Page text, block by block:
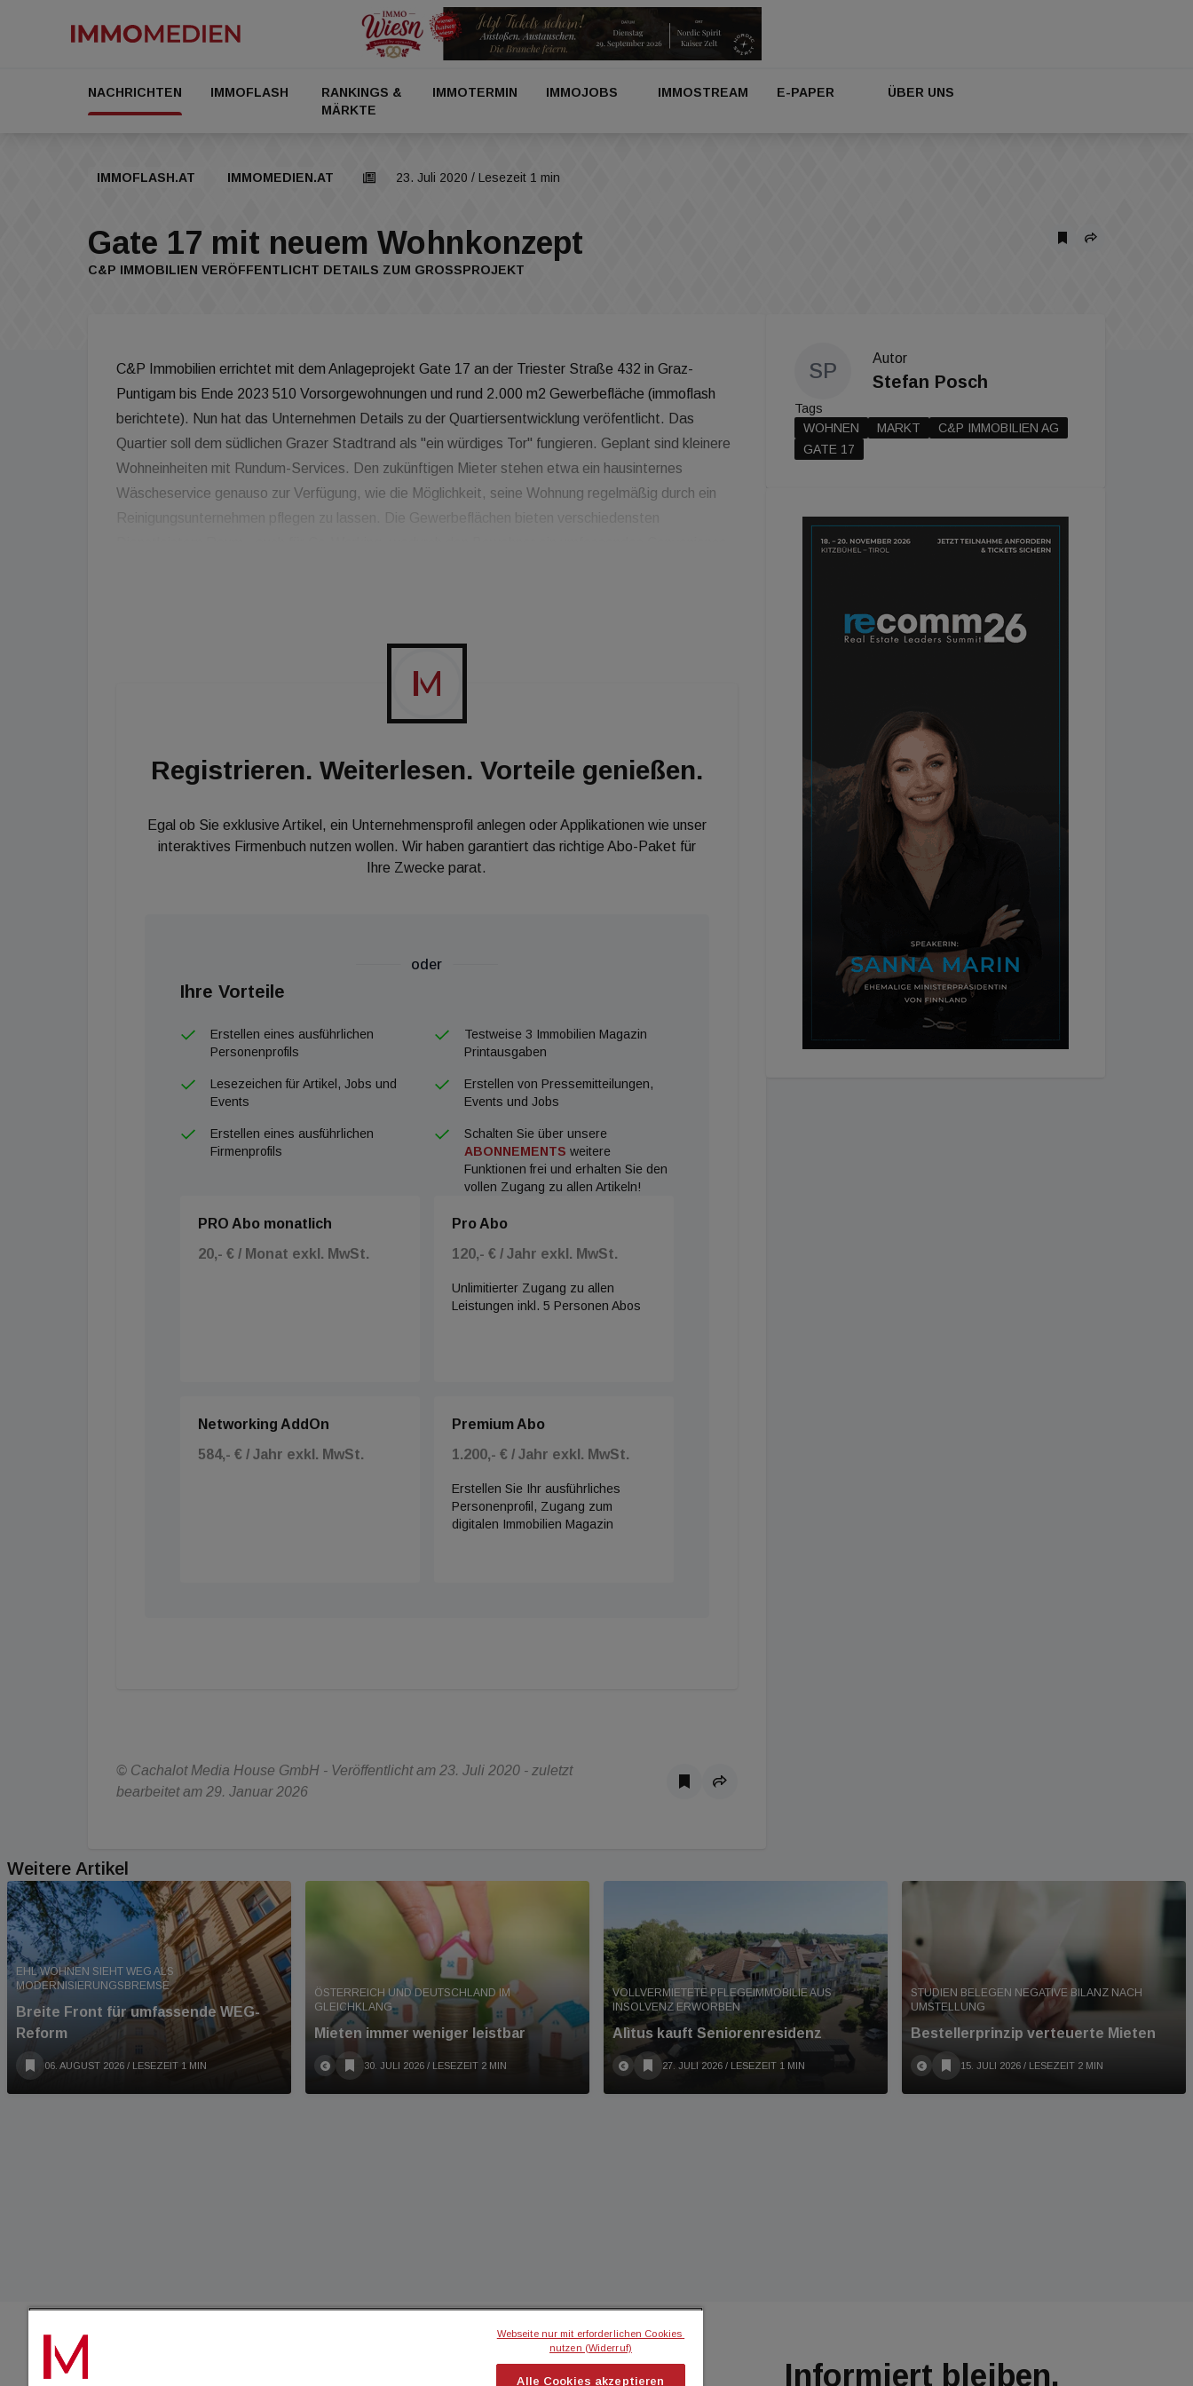
NACHRICHTEN IMMOFLASH
RANKINGS &
MÄRKTE
IMMOTERMIN IMMOJOBS IMMOSTREAM E-PAPER ÜBER UNS
IMMOFLASH.AT IMMOMEDIEN.AT 23. Juli 2020 / Lesezeit 1 min
Gate 17 mit neuem Wohnkonzept
C&P IMMOBILIEN VERÖFFENTLICHT DETAILS ZUM GROSSPROJEKT
C&P Immobilien errichtet mit dem Anlageprojekt Gate 17 an der Triester Straße 432 in Graz-
Puntigam bis Ende 2023 510 Vorsorgewohnungen und rund 2.000 m2 Gewerbefläche (immoflash
berichtete). Nun hat das Unternehmen Details zu der Quartiersentwicklung veröfentlicht. Das
Quartier soll dem südlichen Grazer Stadtrand als "ein würdiges Tor" fungieren. Geplant sind kleinere
Wohneinheiten mit Rundum-Services. Den zukünftigen Mieter stehen etwa ein hausinternes
Wäscheservice genauso zur Verfügung, wie die Möglichkeit, seine Wohnung regelmäßig durch ein
Reinigungsunternehmen pflegen zu lassen. Die Gewerbeflächen bieten verschiedensten
Registrieren. Weiterlesen. Vorteile genießen.
Egal ob Sie exklusive Artikel, ein Unternehmensprofil anlegen oder Applikationen wie unser
interaktives Firmenbuch nutzen wollen. Wir haben garantiert das richtige Abo-Paket für
Ihre Zwecke parat.
oder
Ihre Vorteile
Erstellen eines ausführlichen
Personenprofils
Testweise 3 Immobilien Magazin
Printausgaben
Lesezeichen für Artikel, Jobs und
Events
Erstellen von Pressemitteilungen,
Events und Jobs
Erstellen eines ausführlichen
Firmenprofils
Schalten Sie über unsere
ABONNEMENTS weitere
Funktionen frei und erhalten Sie den
vollen Zugang zu allen Artikeln!
PRO Abo monatlich
20,- € / Monat exkl. MwSt.
Pro Abo
120,- € / Jahr exkl. MwSt.
Unlimitierter Zugang zu allen
Leistungen inkl. 5 Personen Abos
Networking AddOn
584,- € / Jahr exkl. MwSt.
Premium Abo
1.200,- € / Jahr exkl. MwSt.
Erstellen Sie Ihr ausführliches
Personenprofil, Zugang zum
digitalen Immobilien Magazin
© Cachalot Media House GmbH - Veröffentlicht am 23. Juli 2020 - zuletzt
bearbeitet am 29. Januar 2026
SP
Autor
Stefan Posch
Tags
WOHNEN
MARKT
C&P IMMOBILIEN AG
GATE 17
Weitere Artikel
EHL WOHNEN SIEHT WEG ALS
MODERNISIERUNGSBREMSE
Breite Front für umfassende WEG-
Reform
06. AUGUST 2026 / LESEZEIT 1 MIN
ÖSTERREICH UND DEUTSCHLAND IM
GLEICHKLANG
Mieten immer weniger leistbar
30. JULI 2026 / LESEZEIT 2 MIN
VOLLVERMIETETE PFLEGEIMMOBILIE AUS
INSOLVENZ ERWORBEN
Alìtus kauft Seniorenresidenz
27. JULI 2026 / LESEZEIT 1 MIN
STUDIEN BELEGEN NEGATIVE BILANZ NACH
UMSTELLUNG
Bestellerprinzip verteuerte Mieten
15. JULI 2026 / LESEZEIT 2 MIN
IMMOBILIEN MAGAZINICH MÖCHTE... Informiert bleiben.
Webseite nur mit erforderlichen Cookies
nutzen (Widerruf)
Alle Cookies akzeptieren